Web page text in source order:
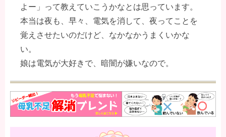
よー」って教えていこうかなとは思っています。
本当は夜も、早々、電気を消して、夜ってことを
覚えさせたいのだけど、なかなかうまくいかな
い。
娘は電気が大好きで、暗闇が嫌いなので。